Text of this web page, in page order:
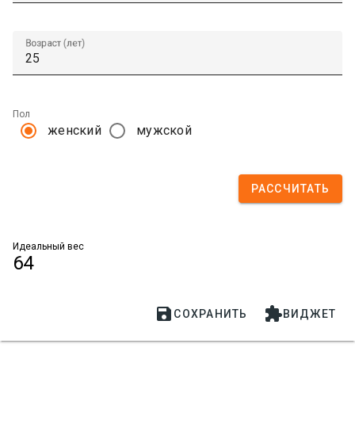
Возраст (лет)
Пол
женский мужской
РАССЧИТАТЬ
Идеальный вес
64
 СОХРАНИТЬ ВИДЖЕТ